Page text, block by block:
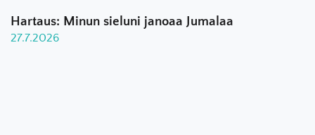
Hartaus: Minun sieluni janoaa Jumalaa
27.7.2026